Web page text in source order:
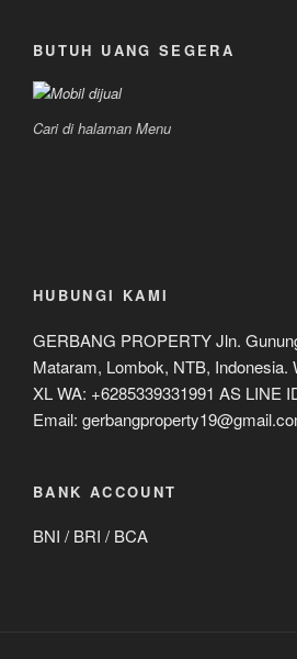
BUTUH UANG SEGERA
Cari di halaman Menu
HUBUNGI KAMI
GERBANG PROPERTY Jln.
Mataram, Lombok, NTB, Indonesia.
XL WA: +6285339331991 AS LINE
Email:
BANK ACCOUNT
BNI / BRI / BCA